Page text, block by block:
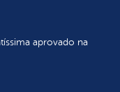
aprovado na